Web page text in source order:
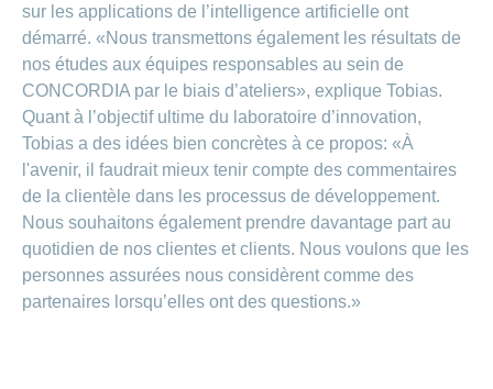
sur les applications de l’intelligence artificielle ont
démarré. «Nous transmettons également les résultats de
nos études aux équipes responsables au sein de
CONCORDIA par le biais d’ateliers», explique Tobias.
Quant à l’objectif ultime du laboratoire d’innovation,
Tobias a des idées bien concrètes à ce propos: «À
l'avenir, il faudrait mieux tenir compte des commentaires
de la clientèle dans les processus de développement.
Nous souhaitons également prendre davantage part au
quotidien de nos clientes et clients. Nous voulons que les
personnes assurées nous considèrent comme des
partenaires lorsqu’elles ont des questions.»